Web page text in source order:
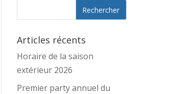
Articles récents
Horaire de la saison
extérieur 2026
Premier party annuel du